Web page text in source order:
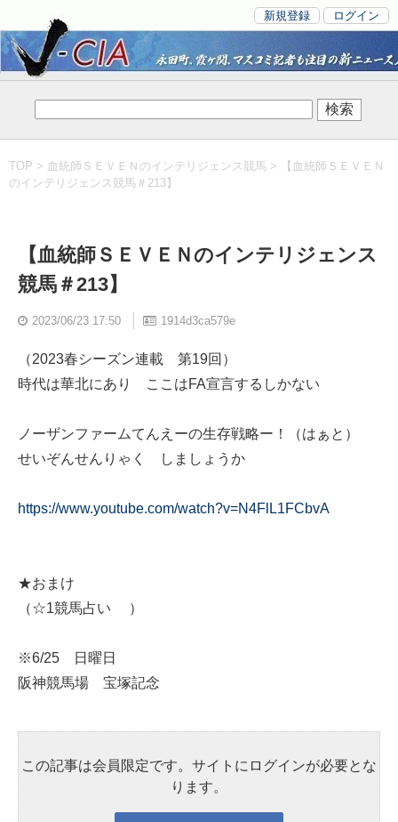
新規登録 ログイン
TOP > 血統師ＳＥＶＥＮのインテリジェンス競馬 > 【血統師ＳＥＶＥＮ
のインテリジェンス競馬＃213】
【血統師ＳＥＶＥＮのインテリジェンス
競馬＃213】
2023/06/23 17:50 1914d3ca579e
（2023春シーズン連載 第19回）
時代は華北にあり ここはFA宣言するしかない
ノーザンファームてんえーの生存戦略ー！（はぁと）
せいぞんせんりゃく しましょうか
https://www.youtube.com/watch?v=N4FlL1FCbvA
★おまけ
（☆1競馬占い ）
※6/25 日曜日
阪神競馬場 宝塚記念
この記事は会員限定です。サイトにログインが必要とな
ります。